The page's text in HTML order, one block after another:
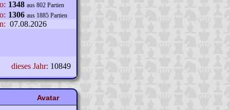
1348 aus 802 Partien
1306 aus 1885 Partien
07.08.2026
dieses Jahr: 10849
Avatar